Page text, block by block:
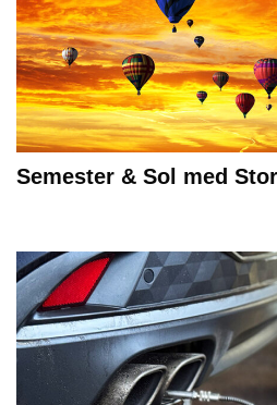
Semester & Sol med